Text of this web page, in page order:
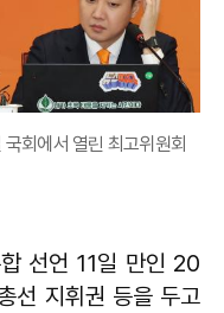
회에서 열린 최고위원회
선언 11일 만인 20
선 지휘권 등을 두고